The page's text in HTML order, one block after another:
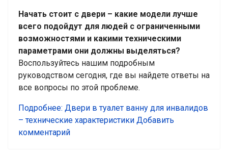
Начать стоит с двери – какие модели лучше
всего подойдут для людей с ограниченными
возможностями и какими техническими
параметрами они должны выделяться?
Воспользуйтесь нашим подробным
руководством сегодня, где вы найдете ответы на
все вопросы по этой проблеме.
Подробнее: Двери в туалет ванну для инвалидов
– технические характеристики Добавить
комментарий